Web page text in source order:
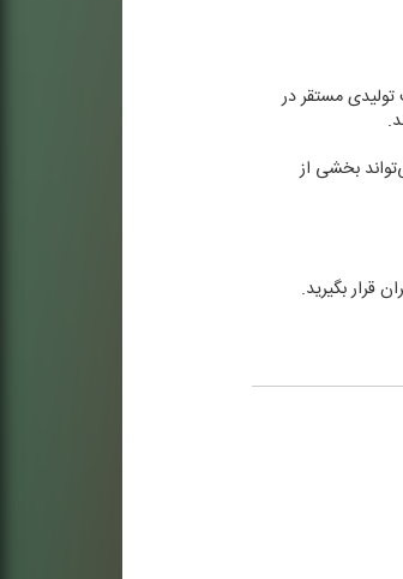
مستقر در
می‌تواند بخشی از